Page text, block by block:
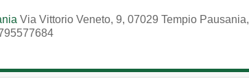
Via Vittorio Veneto, 9, 07029 Tempio Pausania,